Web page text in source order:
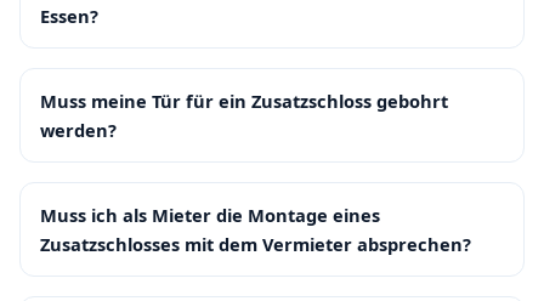
Essen?
Muss meine Tür für ein Zusatzschloss gebohrt
werden?
Muss ich als Mieter die Montage eines
Zusatzschlosses mit dem Vermieter absprechen?